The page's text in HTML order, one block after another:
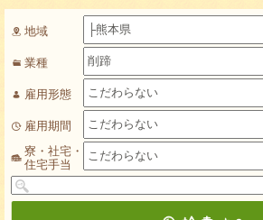
地域
業種
雇用形態
雇用期間
寮・社宅・
住宅手当